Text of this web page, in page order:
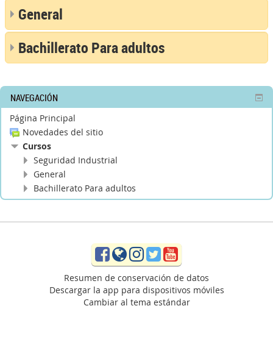
General
Bachillerato Para adultos
NAVEGACIÓN
Página Principal
Novedades del sitio
Cursos
Seguridad Industrial
General
Bachillerato Para adultos
Facebook
WebsiteInstagram
TwitterYouTube
Resumen de conservación de datos
Descargar la app para dispositivos móviles
Cambiar al tema estándar